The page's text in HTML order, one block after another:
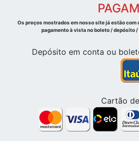
Os preços mostrados em nosso site já estão com
pagamento à vista no boleto /
Depósito em conta ou
Cartão